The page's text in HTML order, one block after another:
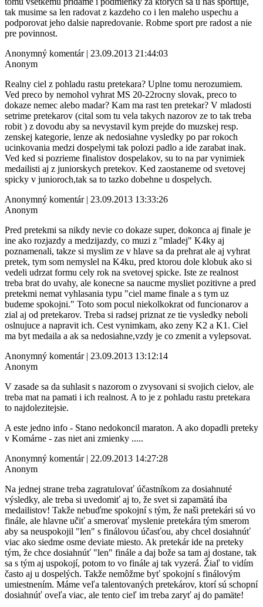
tak musime sa len radovat z kazdeho co i len maleho uspechu a
podporovat jeho dalsie napredovanie. Robme sport pre radost a nie
pre povinnost.
Anonymný komentár | 23.09.2013 21:44:03
Anonym
Realny ciel z pohladu rastu pretekara? Uplne tomu nerozumiem.
Ved preco by nemohol vyhrat MS 20-22rocny slovak, preco to
dokaze nemec alebo madar? Kam ma rast ten pretekar? V mladosti
setrime pretekarov (cital som tu vela takych nazorov ze to tak treba
robit ) z dovodu aby sa nevystavil kym prejde do muzskej resp.
zenskej kategorie, lenze ak nedosiahne vysledky po par rokoch
ucinkovania medzi dospelymi tak polozi padlo a ide zarabat inak.
Ved ked si pozrieme finalistov dospelakov, su to na par vynimiek
medailisti aj z juniorskych pretekov. Ked zaostaneme od svetovej
spicky v junioroch,tak sa to tazko dobehne u dospelych.
Anonymný komentár | 23.09.2013 13:33:26
Anonym
Pred pretekmi sa nikdy nevie co dokaze super, dokonca aj finale je
ine ako rozjazdy a medzijazdy, co muzi z "mladej" K4ky aj
poznamenali, takze si myslim ze v hlave sa da prehrat ale aj vyhrat
pretek, tym som nemyslel na K4ku, pred ktorou dole klobuk ako si
vedeli udrzat formu cely rok na svetovej spicke. Iste ze realnost
treba brat do uvahy, ale konecne sa naucme mysliet pozitivne a pred
pretekmi nemat vyhlasania typu "ciel mame finale a s tym uz
budeme spokojni." Toto som pocul niekolkokrat od funcionarov a
zial aj od pretekarov. Treba si radsej priznat ze tie vysledky neboli
oslnujuce a napravit ich. Cest vynimkam, ako zeny K2 a K1. Ciel
ma byt medaila a ak sa nedosiahne,vzdy je co zmenit a vylepsovat.
Anonymný komentár | 23.09.2013 13:12:14
Anonym
V zasade sa da suhlasit s nazorom o zvysovani si svojich cielov, ale
treba mat na pamati i ich realnost. A to je z pohladu rastu pretekara
to najdolezitejsie.
A este jedno info - Stano nedokoncil maraton. A ako dopadli preteky
v Komárne - zas niet ani zmienky .....
Anonymný komentár | 22.09.2013 14:27:28
Anonym
Na jednej strane treba zagratulovať účastníkom za dosiahnuté
výsledky, ale treba si uvedomiť aj to, že svet si zapamätá iba
medailistov! Takže nebuďme spokojní s tým, že naši pretekári sú vo
finále, ale hlavne učiť a smerovať myslenie pretekára tým smerom
aby sa neuspokojil "len" s finálovou účasťou, aby chcel dosiahnúť
viac ako siedme osme deviate miesto. Ak pretekár ide na preteky
tým, že chce dosiahnúť "len" finále a daj bože sa tam aj dostane, tak
sa s tým aj uspokojí, potom to vo finále aj tak vyzerá. Žiaľ to vidím
často aj u dospelých. Takže nemôžme byť spokojní s finálovým
umiestnením. Máme veľa talentovaných pretekárov, ktorí sú schopní
dosiahnúť oveľa viac, ale tento cieľ im treba zaryť aj do pamäte!